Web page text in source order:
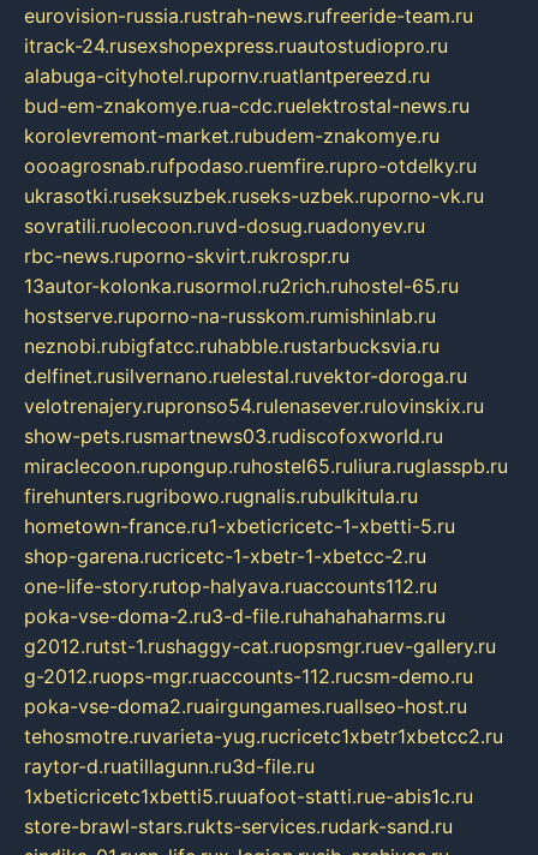
eurovision-russia.rustrah-news.rufreeride-team.ru
itrack-24.rusexshopexpress.ruautostudiopro.ru
alabuga-cityhotel.rupornv.ruatlantpereezd.ru
bud-em-znakomye.rua-cdc.ruelektrostal-news.ru
korolevremont-market.rubudem-znakomye.ru
oooagrosnab.rufpodaso.ruemfire.rupro-otdelky.ru
ukrasotki.ruseksuzbek.ruseks-uzbek.ruporno-vk.ru
sovratili.ruolecoon.ruvd-dosug.ruadonyev.ru
rbc-news.ruporno-skvirt.rukrospr.ru
13autor-kolonka.rusormol.ru2rich.ruhostel-65.ru
hostserve.ruporno-na-russkom.rumishinlab.ru
neznobi.rubigfatcc.ruhabble.rustarbucksvia.ru
delfinet.rusilvernano.ruelestal.ruvektor-doroga.ru
velotrenajery.rupronso54.rulenasever.rulovinskix.ru
show-pets.rusmartnews03.rudiscofoxworld.ru
miraclecoon.rupongup.ruhostel65.ruliura.ruglasspb.ru
firehunters.rugribowo.rugnalis.rubulkitula.ru
hometown-france.ru1-xbeticricetc-1-xbetti-5.ru
shop-garena.rucricetc-1-xbetr-1-xbetcc-2.ru
one-life-story.rutop-halyava.ruaccounts112.ru
poka-vse-doma-2.ru3-d-file.ruhahahaharms.ru
g2012.rutst-1.rushaggy-cat.ruopsmgr.ruev-gallery.ru
g-2012.ruops-mgr.ruaccounts-112.rucsm-demo.ru
poka-vse-doma2.ruairgungames.ruallseo-host.ru
tehosmotre.ruvarieta-yug.rucricetc1xbetr1xbetcc2.ru
raytor-d.ruatillagunn.ru3d-file.ru
1xbeticricetc1xbetti5.ruuafoot-statti.rue-abis1c.ru
store-brawl-stars.rukts-services.rudark-sand.ru